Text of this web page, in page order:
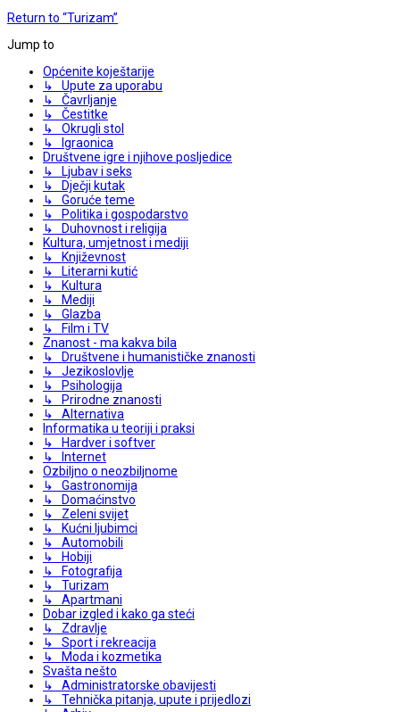
Return to “Turizam”
Jump to
Općenite koještarije
↳ Upute za uporabu
↳ Čavrljanje
↳ Čestitke
↳ Okrugli stol
↳ Igraonica
Društvene igre i njihove posljedice
↳ Ljubav i seks
↳ Dječji kutak
↳ Goruće teme
↳ Politika i gospodarstvo
↳ Duhovnost i religija
Kultura, umjetnost i mediji
↳ Književnost
↳ Literarni kutić
↳ Kultura
↳ Mediji
↳ Glazba
↳ Film i TV
Znanost - ma kakva bila
↳ Društvene i humanističke znanosti
↳ Jezikoslovlje
↳ Psihologija
↳ Prirodne znanosti
↳ Alternativa
Informatika u teoriji i praksi
↳ Hardver i softver
↳ Internet
Ozbiljno o neozbiljnome
↳ Gastronomija
↳ Domaćinstvo
↳ Zeleni svijet
↳ Kućni ljubimci
↳ Automobili
↳ Hobiji
↳ Fotografija
↳ Turizam
↳ Apartmani
Dobar izgled i kako ga steći
↳ Zdravlje
↳ Sport i rekreacija
↳ Moda i kozmetika
Svašta nešto
↳ Administratorske obavijesti
↳ Tehnička pitanja, upute i prijedlozi